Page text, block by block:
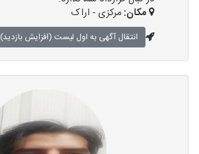
مکان:مرکزی - اراک
انتقال آگهی به اول لیست (افزایش بازدید)